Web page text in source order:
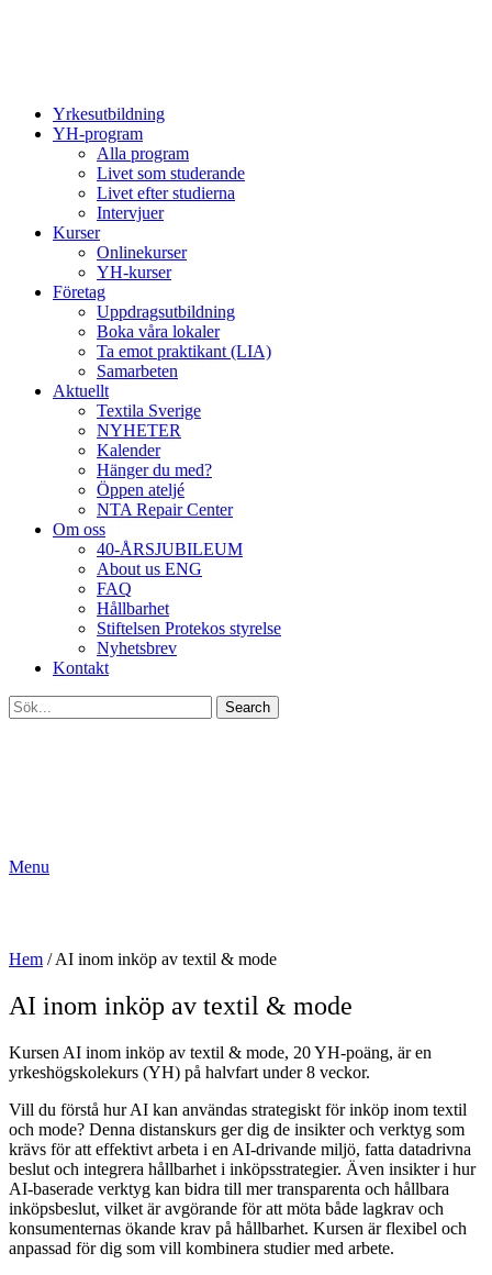
Yrkesutbildning
YH-program
Alla program
Livet som studerande
Livet efter studierna
Intervjuer
Kurser
Onlinekurser
YH-kurser
Företag
Uppdragsutbildning
Boka våra lokaler
Ta emot praktikant (LIA)
Samarbeten
Aktuellt
Textila Sverige
NYHETER
Kalender
Hänger du med?
Öppen ateljé
NTA Repair Center
Om oss
40-ÅRSJUBILEUM
About us ENG
FAQ
Hållbarhet
Stiftelsen Protekos styrelse
Nyhetsbrev
Kontakt
Search
Menu
Hem /AI inom inköp av textil & mode
AI inom inköp av textil & mode
Kursen AI inom inköp av textil & mode, 20 YH-poäng, är en
yrkeshögskolekurs (YH) på halvfart under 8 veckor.
Vill du förstå hur AI kan användas strategiskt för inköp inom textil
och mode? Denna distanskurs ger dig de insikter och verktyg som
krävs för att effektivt arbeta i en AI-drivande miljö, fatta datadrivna
beslut och integrera hållbarhet i inköpsstrategier. Även insikter i hur
AI-baserade verktyg kan bidra till mer transparenta och hållbara
inköpsbeslut, vilket är avgörande för att möta både lagkrav och
konsumenternas ökande krav på hållbarhet. Kursen är flexibel och
anpassad för dig som vill kombinera studier med arbete.